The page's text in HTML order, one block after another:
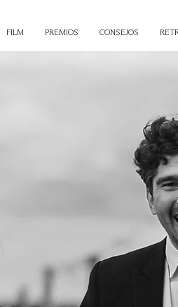
FILM PREMIOS CONSEJOS